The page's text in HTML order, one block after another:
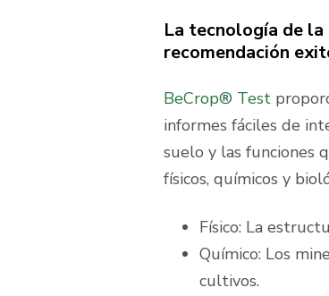
La tecnología de
recomendación
BeCrop® Test
informes fáciles de
suelo y las funciones
físicos, químicos y
Físico: La
Químico: Los
cultivos.